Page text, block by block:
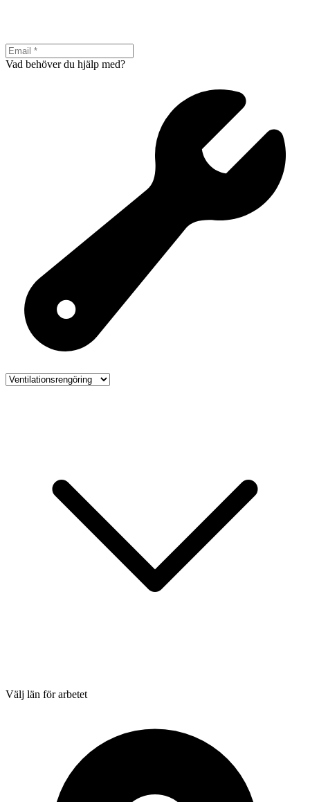
Vad behöver du hjälp med?
Välj län för arbetet